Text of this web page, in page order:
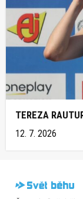
TEREZA
12. 7. 2026